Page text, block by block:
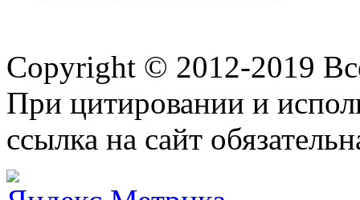
Copyright © 2012-2019
При цитировании и
ссылка на сайт